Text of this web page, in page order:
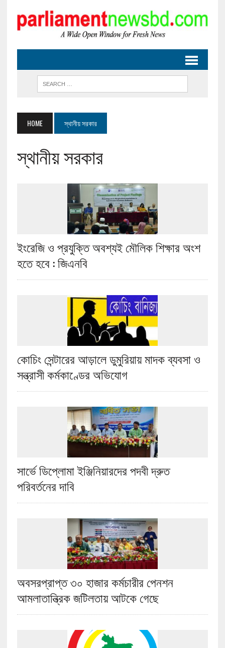
HOME স্থানীয় সরকার
স্থানীয় সরকার
ইংরেজি ও প্রযুক্তি অবশ্যই মৌলিক শিক্ষার অংশ
হতে হবে : জিএনবি
কোচিং সেন্টারের আড়ালে ডুমুরিয়ায় মাদক ব্যবসা ও
সন্ত্রাসী কর্মকাণ্ডের অভিযোগ
সার্ভে ডিপ্লোমা ইঞ্জিনিয়ারদের পদবী দ্রুত
পরিবর্তনের দাবি
অবসরপ্রাপ্ত ৩০ হাজার কর্মচারীর পেনশন
আমলাতান্ত্রিক জটিলতায় আটকে গেছে